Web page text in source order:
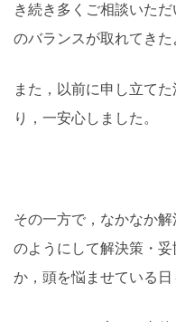
き続き多くご相談いた
のバランスが取れてきた
また，以前に申し立て
り，一安心しました。
その一方で，なかなか
のようにして解決策・
か，頭を悩ませている日